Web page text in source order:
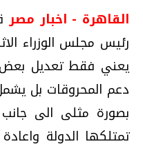
القاهرة - اخبار مصر
رئيس مجلس الوزراء
يعني فقط تعديل بعض
دعم المحروقات بل
بصورة مثلى الى
تمتلكها الدولة